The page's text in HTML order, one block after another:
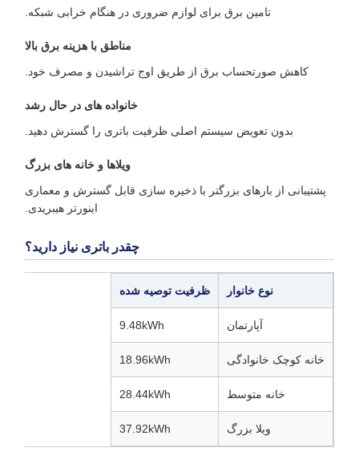
تامین برق برای لوازم ضروری در هنگام خرابی شبکه.
مناطق با هزینه برق بالا
کاهش صورتحساب برق از طریق اوج تراشیدن و مصرف خود.
خانواده های در حال رشد
بدون تعویض سیستم اصلی ظرفیت باتری را گسترش دهید.
ویلاها و خانه های بزرگ
پشتیبانی از بارهای بزرگتر با ذخیره سازی قابل گسترش و معماری
اینورتر هیبریدی.
چقدر باتری نیاز دارید؟
نوع خانوار ظرفیت توصیه شده
آپارتمان 9.48kWh
خانه کوچک خانوادگی 18.96kWh
خانه متوسط 28.44kWh
ویلا بزرگ 37.92kWh